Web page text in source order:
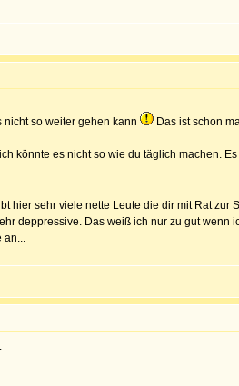
so weiter gehen kann
Das ist schon
könnte es nicht so wie du täglich machen.
hier sehr viele nette Leute die dir mit Rat zur
deppressive. Das weiß ich nur zu gut wenn
an...